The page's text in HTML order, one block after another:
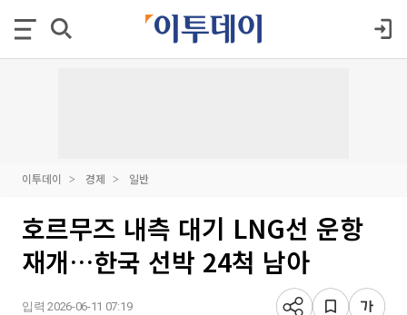
이투데이 경제 일반
호르무즈 내측 대기 LNG선 운항
재개…한국 선박 24척 남아
입력 2026-06-11 07:19